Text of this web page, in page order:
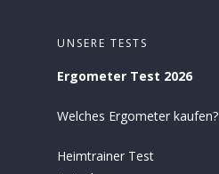
UNSERE TESTS
Ergometer Test 2026
Welches Ergometer kaufen?
Heimtrainer Test